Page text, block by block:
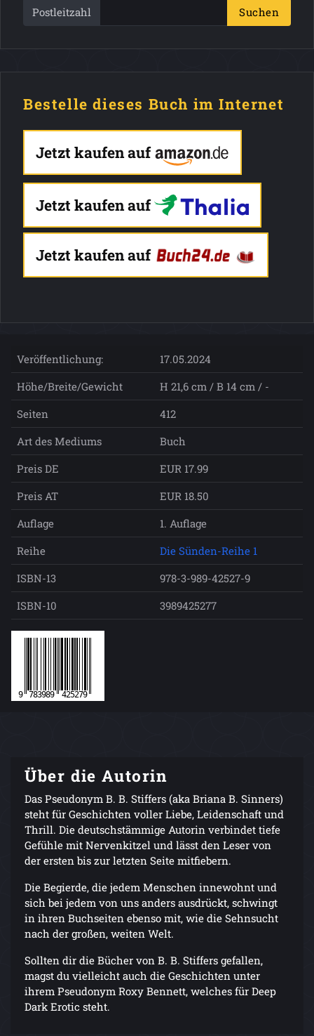
Postleitzahl Suchen
Bestelle dieses Buch im Internet
Jetzt kaufen auf
Jetzt kaufen auf
Jetzt kaufen auf
Veröffentlichung:
17.05.2024
Höhe/Breite/Gewicht
H 21,6 cm / B 14 cm / -
Seiten
412
Art des Mediums
Buch
Preis DE
EUR 17.99
Preis AT
EUR 18.50
Auflage
1. Auflage
Reihe
Die Sünden-Reihe 1
ISBN-13
978-3-989-42527-9
ISBN-10
3989425277
Über die Autorin
Das Pseudonym B. B. Stiffers (aka Briana B. Sinners)
steht für Geschichten voller Liebe, Leidenschaft und
Thrill. Die deutschstämmige Autorin verbindet tiefe
Gefühle mit Nervenkitzel und lässt den Leser von
der ersten bis zur letzten Seite mitfiebern.
Die Begierde, die jedem Menschen innewohnt und
sich bei jedem von uns anders ausdrückt, schwingt
in ihren Buchseiten ebenso mit, wie die Sehnsucht
nach der großen, weiten Welt.
Sollten dir die Bücher von B. B. Stiffers gefallen,
magst du vielleicht auch die Geschichten unter
ihrem Pseudonym Roxy Bennett, welches für Deep
Dark Erotic steht.